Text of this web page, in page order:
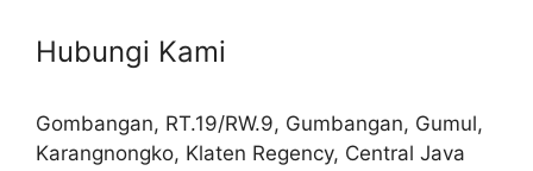
Hubungi Kami
Gombangan, RT.19/RW.9, Gumbangan, Gumul,
Karangnongko, Klaten Regency, Central Java